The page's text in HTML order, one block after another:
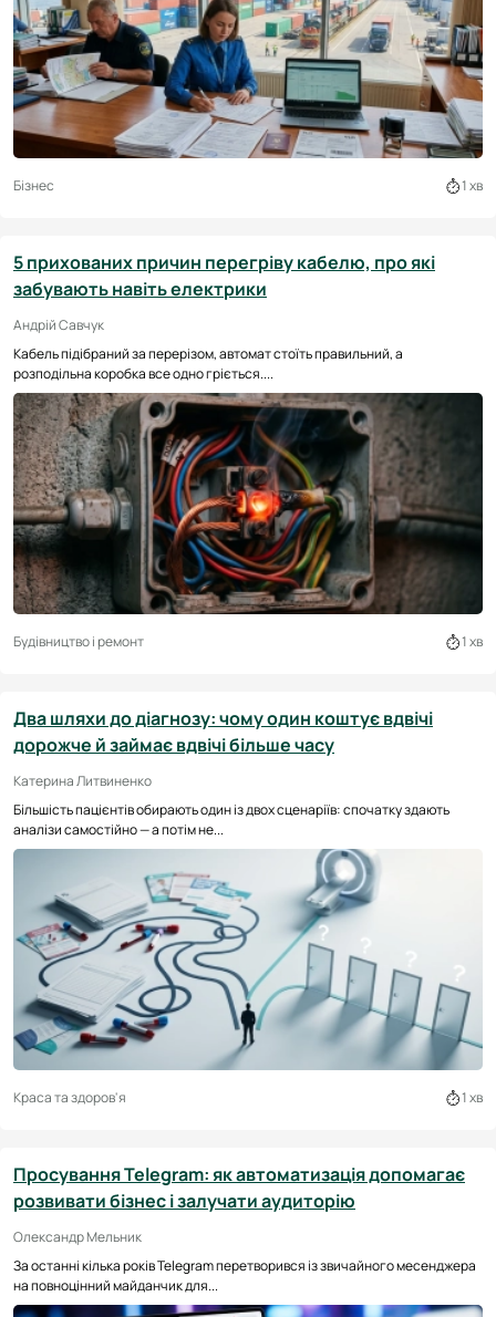
Бізнес 1 хв
5 прихованих причин перегріву кабелю, про які
забувають навіть електрики
Андрій Савчук
Кабель підібраний за перерізом, автомат стоїть правильний, а
розподільна коробка все одно гріється....
Будівництво і ремонт 1 хв
Два шляхи до діагнозу: чому один коштує вдвічі
дорожче й займає вдвічі більше часу
Катерина Литвиненко
Більшість пацієнтів обирають один із двох сценаріїв: спочатку здають
аналізи самостійно — а потім не...
Краса та здоров'я 1 хв
Просування Telegram: як автоматизація допомагає
розвивати бізнес і залучати аудиторію
Олександр Мельник
За останні кілька років Telegram перетворився із звичайного месенджера
на повноцінний майданчик для...